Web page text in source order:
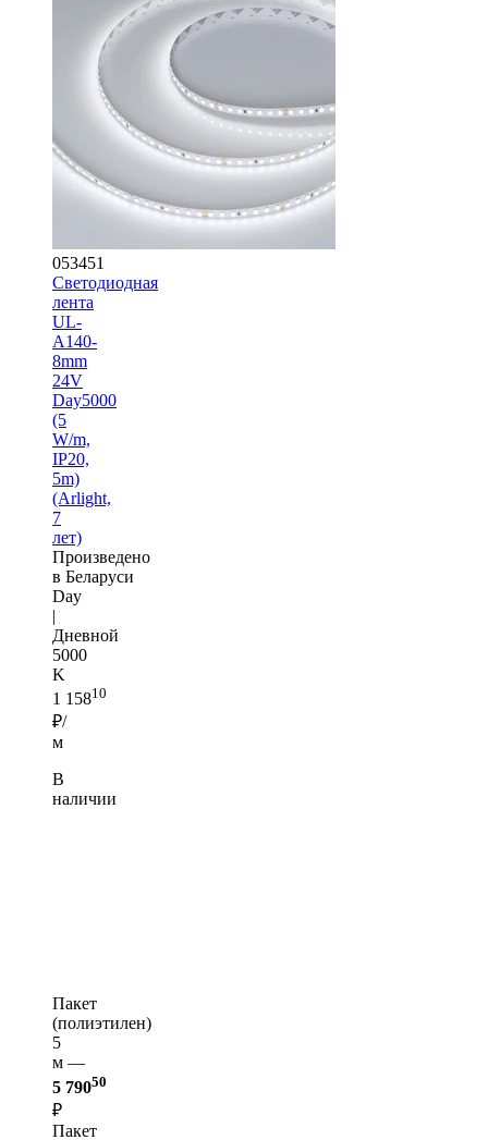
053451
Светодиодная
лента
UL-
A140-
8mm
24V
Day5000
(5
W/m,
IP20,
5m)
(Arlight,
7
лет)
Произведено
в Беларуси
Day
|
Дневной
5000
K
1 15810
₽/
м
В
наличии
Пакет
(полиэтилен)
5
м —
5 79050
₽
Пакет